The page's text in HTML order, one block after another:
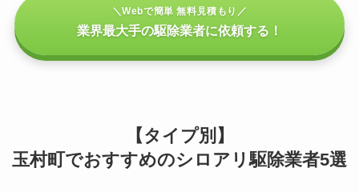
＼Webで簡単 無料見積もり／
業界最大手の駆除業者に依頼する！
【タイプ別】
玉村町でおすすめのシロアリ駆除業者5選